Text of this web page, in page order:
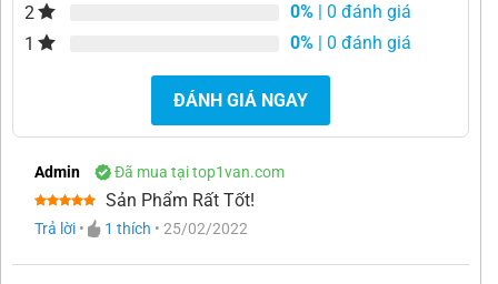
2
0% | 0 đánh giá
1
0% | 0 đánh giá
ĐÁNH GIÁ NGAY
Admin Đã mua tại top1van.com
Được xếp
hạng5 5
Sản Phẩm Rất Tốt!
Trả lời • 1 thích • 25/02/2022